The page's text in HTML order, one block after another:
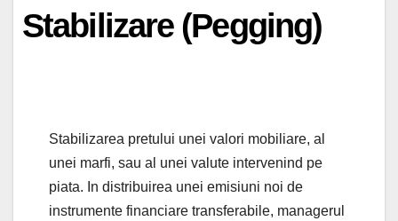
Stabilizare (Pegging)
Stabilizarea pretului unei valori mobiliare, al
unei marfi, sau al unei valute intervenind pe
piata. In distribuirea unei emisiuni noi de
instrumente financiare transferabile, managerul